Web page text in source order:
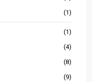
(1)
(1)
(4)
(8)
(9)